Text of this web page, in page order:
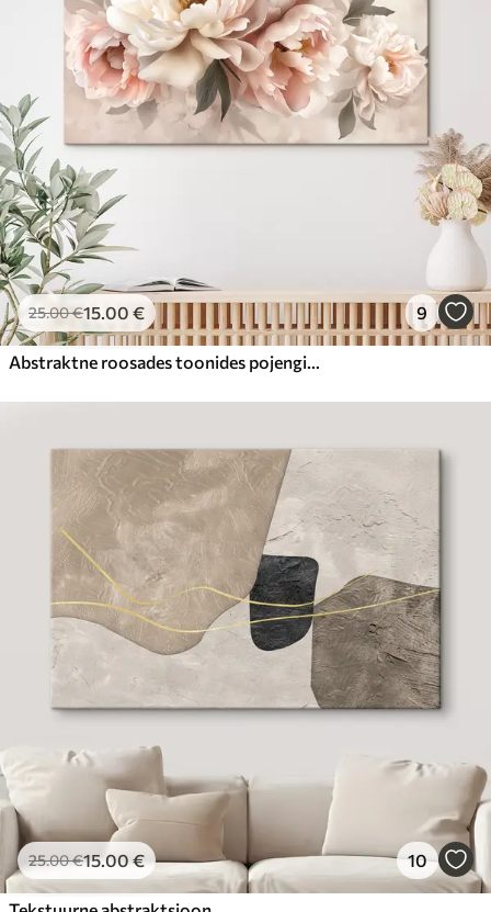
25.00€15.00 € 9
Abstraktne roosades toonides pojengide kimp
25.00€15.00€ 10